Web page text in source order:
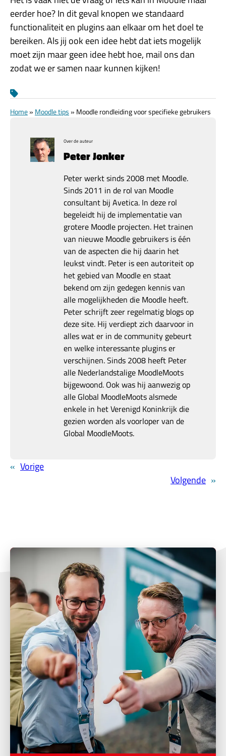
eerder hoe? In dit geval knopen we standaard
functionaliteit en plugins aan elkaar om het doel te
bereiken. Als jij ook een idee hebt dat iets mogelijk
moet zijn maar geen idee hebt hoe, mail ons dan
zodat we er samen naar kunnen kijken!
Home» Moodle tips » Moodle rondleiding voor specifieke gebruikers
Over de auteur
Peter Jonker
Peter werkt sinds 2008 met Moodle.
Sinds 2011 in de rol van Moodle
consultant bij Avetica. In deze rol
begeleidt hij de implementatie van
grotere Moodle projecten. Het trainen
van nieuwe Moodle gebruikers is één
van de aspecten die hij daarin het
leukst vindt. Peter is een autoriteit op
het gebied van Moodle en staat
bekend om zijn gedegen kennis van
alle mogelijkheden die Moodle heeft.
Peter schrijft zeer regelmatig blogs op
deze site. Hij verdiept zich daarvoor in
alles wat er in de community gebeurt
en welke interessante plugins er
verschijnen. Sinds 2008 heeft Peter
alle Nederlandstalige MoodleMoots
bijgewoond. Ook was hij aanwezig op
alle Global MoodleMoots alsmede
enkele in het Verenigd Koninkrijk die
gezien worden als voorloper van de
Global MoodleMoots.
« Vorige
Volgende »